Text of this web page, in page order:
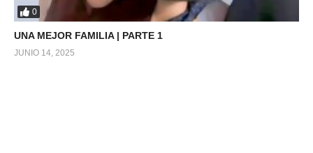
0
UNA MEJOR FAMILIA | PARTE 1
JUNIO 14, 2025